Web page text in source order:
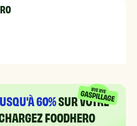
60%SUR VOTRE
FOODHERO